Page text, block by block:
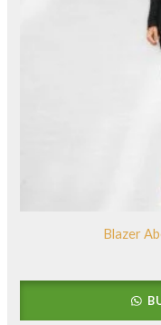
Blazer